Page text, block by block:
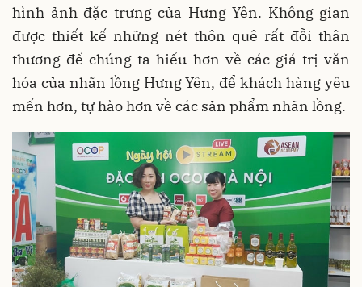
hình ảnh đặc trưng của Hưng Yên. Không gian
được thiết kế những nét thôn quê rất đỗi thân
thương để chúng ta hiểu hơn về các giá trị văn
hóa của nhãn lồng Hưng Yên, để khách hàng yêu
mến hơn, tự hào hơn về các sản phẩm nhãn lồng.